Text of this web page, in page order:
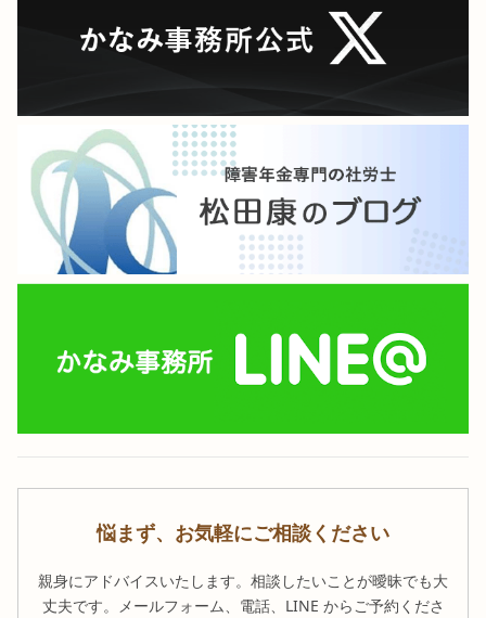
悩まず、お気軽にご相談ください
親身にアドバイスいたします。相談したいことが曖昧でも大
丈夫です。メールフォーム、電話、LINE からご予約くださ